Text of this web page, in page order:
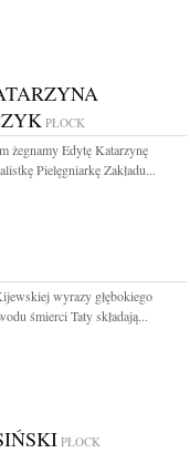
PŁOCK
żegnamy Edytę Katarzynę
Pielęgniarkę Zakładu...
wyrazy głębokiego
śmierci Taty składają...
PŁOCK